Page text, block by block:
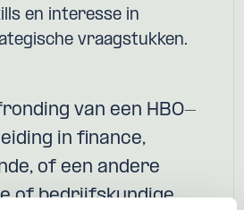
en interesse in
vraagstukken.
van een HBO-
in finance,
of een andere
of bedrijfskundige